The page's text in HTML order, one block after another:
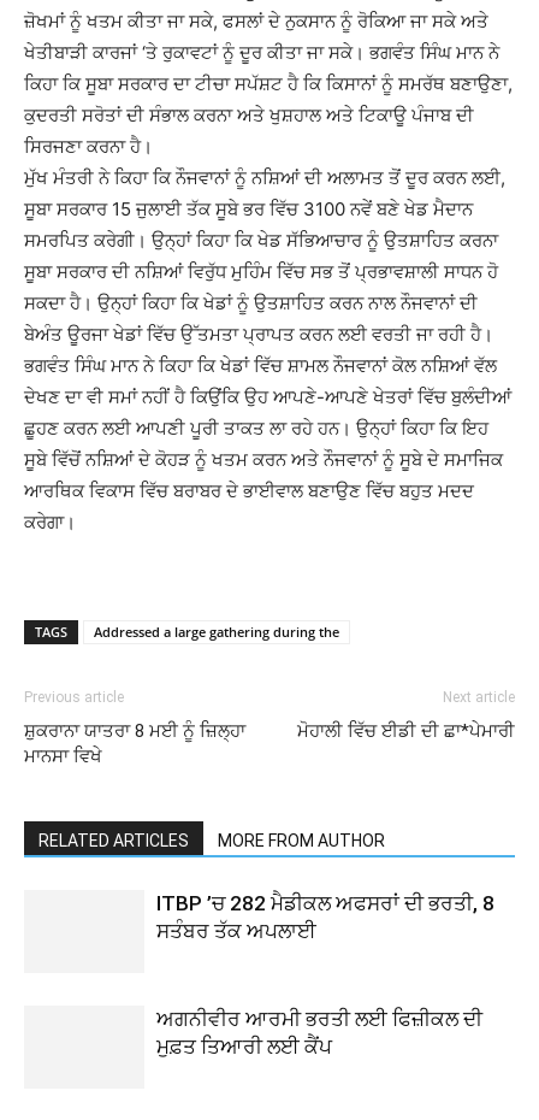
ਜ਼ੋਖਮਾਂ ਨੂੰ ਖਤਮ ਕੀਤਾ ਜਾ ਸਕੇ, ਫਸਲਾਂ ਦੇ ਨੁਕਸਾਨ ਨੂੰ ਰੋਕਿਆ ਜਾ ਸਕੇ ਅਤੇ
ਖੇਤੀਬਾੜੀ ਕਾਰਜਾਂ ‘ਤੇ ਰੁਕਾਵਟਾਂ ਨੂੰ ਦੂਰ ਕੀਤਾ ਜਾ ਸਕੇ। ਭਗਵੰਤ ਸਿੰਘ ਮਾਨ ਨੇ
ਕਿਹਾ ਕਿ ਸੂਬਾ ਸਰਕਾਰ ਦਾ ਟੀਚਾ ਸਪੱਸ਼ਟ ਹੈ ਕਿ ਕਿਸਾਨਾਂ ਨੂੰ ਸਮਰੱਥ ਬਣਾਉਣਾ,
ਕੁਦਰਤੀ ਸਰੋਤਾਂ ਦੀ ਸੰਭਾਲ ਕਰਨਾ ਅਤੇ ਖੁਸ਼ਹਾਲ ਅਤੇ ਟਿਕਾਊ ਪੰਜਾਬ ਦੀ
ਸਿਰਜਣਾ ਕਰਨਾ ਹੈ।
ਮੁੱਖ ਮੰਤਰੀ ਨੇ ਕਿਹਾ ਕਿ ਨੌਜਵਾਨਾਂ ਨੂੰ ਨਸ਼ਿਆਂ ਦੀ ਅਲਾਮਤ ਤੋਂ ਦੂਰ ਕਰਨ ਲਈ,
ਸੂਬਾ ਸਰਕਾਰ 15 ਜੁਲਾਈ ਤੱਕ ਸੂਬੇ ਭਰ ਵਿੱਚ 3100 ਨਵੇਂ ਬਣੇ ਖੇਡ ਮੈਦਾਨ
ਸਮਰਪਿਤ ਕਰੇਗੀ। ਉਨ੍ਹਾਂ ਕਿਹਾ ਕਿ ਖੇਡ ਸੱਭਿਆਚਾਰ ਨੂੰ ਉਤਸ਼ਾਹਿਤ ਕਰਨਾ
ਸੂਬਾ ਸਰਕਾਰ ਦੀ ਨਸ਼ਿਆਂ ਵਿਰੁੱਧ ਮੁਹਿੰਮ ਵਿੱਚ ਸਭ ਤੋਂ ਪ੍ਰਭਾਵਸ਼ਾਲੀ ਸਾਧਨ ਹੋ
ਸਕਦਾ ਹੈ। ਉਨ੍ਹਾਂ ਕਿਹਾ ਕਿ ਖੇਡਾਂ ਨੂੰ ਉਤਸ਼ਾਹਿਤ ਕਰਨ ਨਾਲ ਨੌਜਵਾਨਾਂ ਦੀ
ਬੇਅੰਤ ਊਰਜਾ ਖੇਡਾਂ ਵਿੱਚ ਉੱਤਮਤਾ ਪ੍ਰਾਪਤ ਕਰਨ ਲਈ ਵਰਤੀ ਜਾ ਰਹੀ ਹੈ।
ਭਗਵੰਤ ਸਿੰਘ ਮਾਨ ਨੇ ਕਿਹਾ ਕਿ ਖੇਡਾਂ ਵਿੱਚ ਸ਼ਾਮਲ ਨੌਜਵਾਨਾਂ ਕੋਲ ਨਸ਼ਿਆਂ ਵੱਲ
ਦੇਖਣ ਦਾ ਵੀ ਸਮਾਂ ਨਹੀਂ ਹੈ ਕਿਉਂਕਿ ਉਹ ਆਪਣੇ-ਆਪਣੇ ਖੇਤਰਾਂ ਵਿੱਚ ਬੁਲੰਦੀਆਂ
ਛੂਹਣ ਕਰਨ ਲਈ ਆਪਣੀ ਪੂਰੀ ਤਾਕਤ ਲਾ ਰਹੇ ਹਨ। ਉਨ੍ਹਾਂ ਕਿਹਾ ਕਿ ਇਹ
ਸੂਬੇ ਵਿੱਚੋਂ ਨਸ਼ਿਆਂ ਦੇ ਕੋਹੜ ਨੂੰ ਖਤਮ ਕਰਨ ਅਤੇ ਨੌਜਵਾਨਾਂ ਨੂੰ ਸੂਬੇ ਦੇ ਸਮਾਜਿਕ
ਆਰਥਿਕ ਵਿਕਾਸ ਵਿੱਚ ਬਰਾਬਰ ਦੇ ਭਾਈਵਾਲ ਬਣਾਉਣ ਵਿੱਚ ਬਹੁਤ ਮਦਦ
ਕਰੇਗਾ।
TAGS Addressed a large gathering during the
Previous article
ਸ਼ੁਕਰਾਨਾ ਯਾਤਰਾ 8 ਮਈ ਨੂੰ ਜ਼ਿਲ੍ਹਾ
ਮਾਨਸਾ ਵਿਖੇ
Next article
ਮੋਹਾਲੀ ਵਿੱਚ ਈਡੀ ਦੀ ਛਾ*ਪੇਮਾਰੀ
RELATED ARTICLES MORE FROM AUTHOR
ITBP ’ਚ 282 ਮੈਡੀਕਲ ਅਫਸਰਾਂ ਦੀ ਭਰਤੀ, 8
ਸਤੰਬਰ ਤੱਕ ਅਪਲਾਈ
ਅਗਨੀਵੀਰ ਆਰਮੀ ਭਰਤੀ ਲਈ ਫਿਜ਼ੀਕਲ ਦੀ
ਮੁਫ਼ਤ ਤਿਆਰੀ ਲਈ ਕੈਂਪ